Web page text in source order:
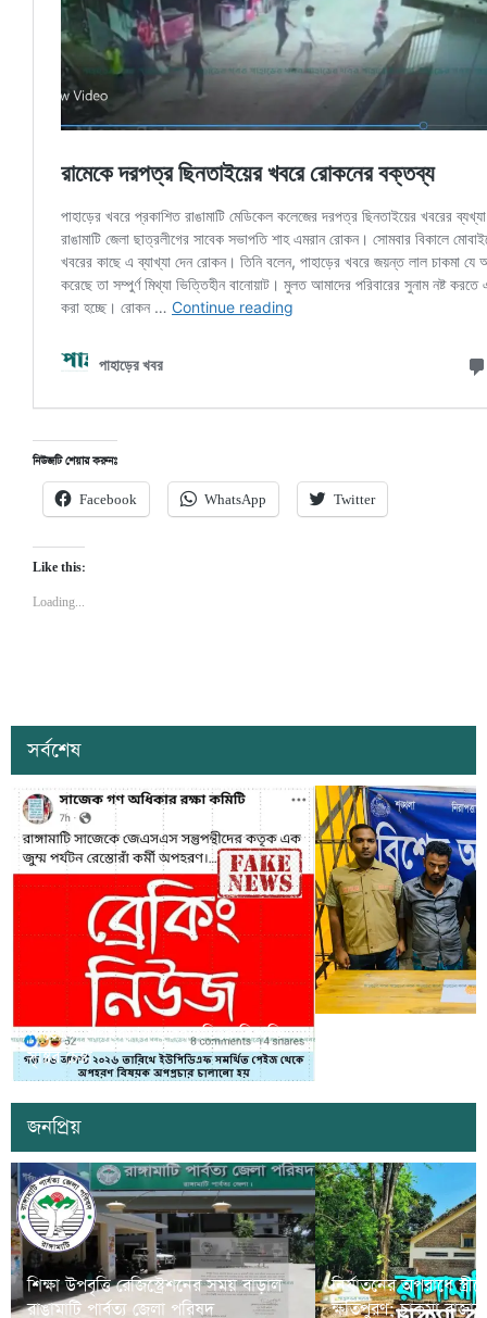
নিউজটি শেয়ার করুনঃ
Facebook WhatsApp Twitter
Like this:
Loading...
সর্বশেষ
সাজেকে অপহরণের গুজব ছড়িয়ে বিভ্রান্তি
সৃষ্টির চেষ্টা
জনপ্রিয়
শিক্ষা উপবৃত্তি রেজিস্ট্রেশনের সময় বাড়াল
রাঙামাটি পার্বত্য জেলা পরিষদ
নির্যাতনের অপরাধে
ক্ষতিপুরণ; চাকমা